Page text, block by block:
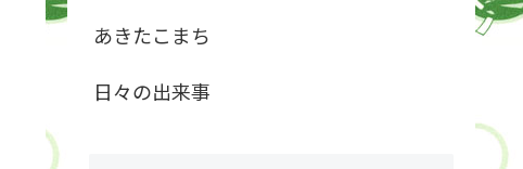
あきたこまち
日々の出来事